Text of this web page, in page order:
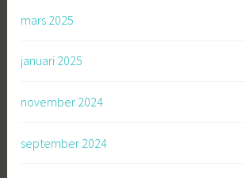
mars 2025
januari 2025
november 2024
september 2024